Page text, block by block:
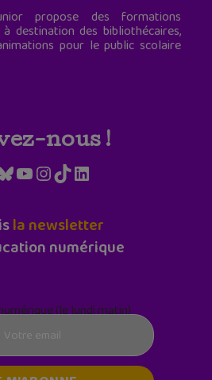
propose des formations
destination des bibliothécaires,
pour le public scolaire
nous !
YouTube
Instagram
TikTokLinkedIn
la newsletter
numérique
(le lundi matin)